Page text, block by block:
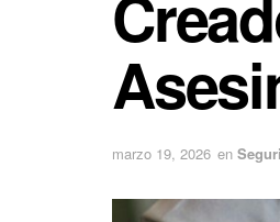
marzo 19, 2026 en